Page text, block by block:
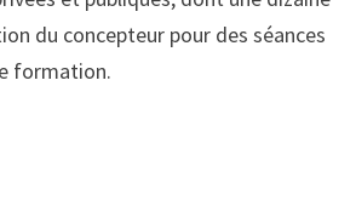
du concepteur pour des séances
formation.